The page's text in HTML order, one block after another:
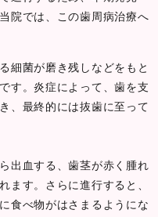
院では、この歯周病治療へ
細菌が磨き残しなどをもと
す。炎症によって、歯を支
、最終的には抜歯に至って
出血する、歯茎が赤く腫れ
ます。さらに進行すると、
食べ物がはさまるようにな